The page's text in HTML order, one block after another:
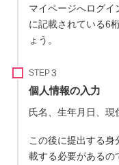
マイページへログイ
に記載されている6
ょう。
STEP
個人情報の入力
氏名、生年月日、現
この後に提出する身
載する必要があるの